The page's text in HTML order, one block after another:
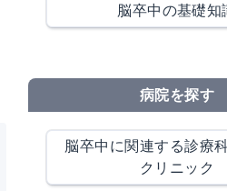
脳卒中の基礎知
病院を探す
脳卒中に関連する診療
クリニック